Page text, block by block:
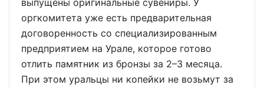
выпущены оригинальные сувениры. У
оргкомитета уже есть предварительная
договоренность со специализированным
предприятием на Урале, которое готово
отлить памятник из бронзы за 2–3 месяца.
При этом уральцы ни копейки не возьмут за